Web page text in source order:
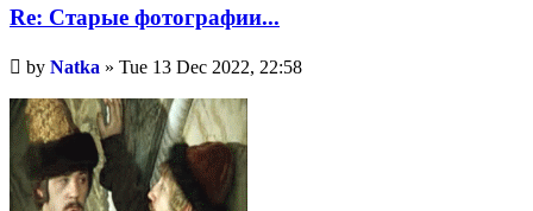
Re: Старые фотографии...
Unread
post
by Natka » Tue 13 Dec 2022, 22:58